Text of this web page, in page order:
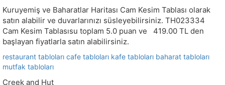
Kuruyemiş ve Baharatlar Haritası Cam Kesim Tablası olarak
satın alabilir ve duvarlarınızı süsleyebilirsiniz. TH023334
Cam Kesim Tablasısu toplam 5.0 puan ve 419.00 TL den
başlayan fiyatlarla satın alabilirsiniz.
restaurant tabloları cafe tabloları kafe tabloları baharat tabloları
mutfak tabloları
Creek and Hut